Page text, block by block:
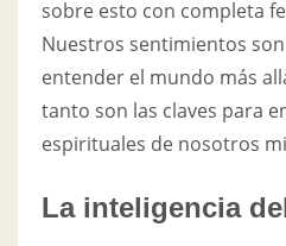
sobre esto con completa
Nuestros sentimientos
entender el mundo más
tanto son las claves para
espirituales de nosotros
La inteligencia